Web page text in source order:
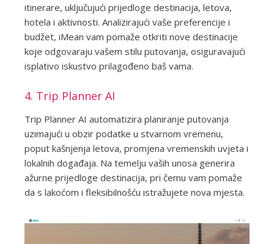
itinerare, uključujući prijedloge destinacija, letova,
hotela i aktivnosti. Analizirajući vaše preferencije i
budžet, iMean vam pomaže otkriti nove destinacije
koje odgovaraju vašem stilu putovanja, osiguravajući
isplativo iskustvo prilagođeno baš vama.
4. Trip Planner AI
Trip Planner AI automatizira planiranje putovanja
uzimajući u obzir podatke u stvarnom vremenu,
poput kašnjenja letova, promjena vremenskih uvjeta i
lokalnih događaja. Na temelju vaših unosa generira
ažurne prijedloge destinacija, pri čemu vam pomaže
da s lakoćom i fleksibilnošću istražujete nova mjesta.